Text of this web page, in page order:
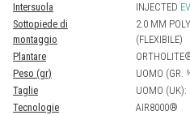
Intersuola
INJECTED
Sottopiede di
montaggio
2.0 MM
(FLEXIBILE)
Plantare
Peso (gr)
UOMO (GR.
Taglie
UOMO (UK):
Tecnologie
AIR8000®